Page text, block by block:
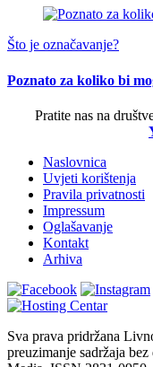
Što je označavanje?
Poznato za koliko bi
Pratite nas na
Naslovnica
Uvjeti korištenja
Pravila privatnosti
Impressum
Oglašavanje
Kontakt
Arhiva
Sva prava pridržana
preuzimanje sadržaja